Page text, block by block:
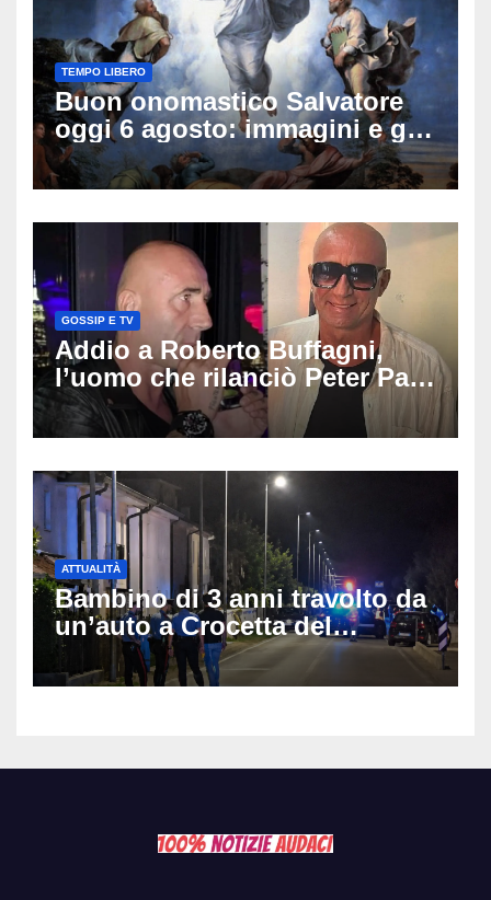
TEMPO LIBERO
Buon onomastico Salvatore
oggi 6 agosto: immagini e gif
di auguri da condividere
GOSSIP E TV
Addio a Roberto Buffagni,
l’uomo che rilanciò Peter Pan
e Villa delle Rose: aveva 59
anni
ATTUALITÀ
Bambino di 3 anni travolto da
un’auto a Crocetta del
Montello: è gravissimo,
trasportato in elicottero a